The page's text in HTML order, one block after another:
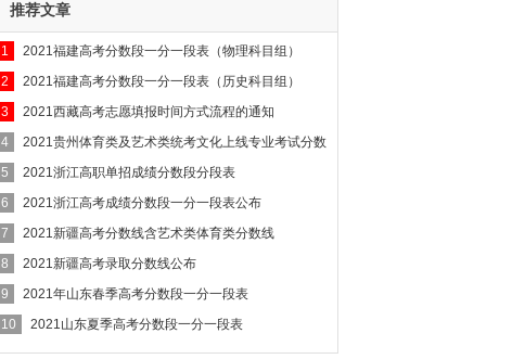
推荐文章
1
2021福建高考分数段一分一段表（物理科目组）
2
2021福建高考分数段一分一段表（历史科目组）
3
2021西藏高考志愿填报时间方式流程的通知
4
2021贵州体育类及艺术类统考文化上线专业考试分数
段
5
2021浙江高职单招成绩分数段分段表
6
2021浙江高考成绩分数段一分一段表公布
7
2021新疆高考分数线含艺术类体育类分数线
8
2021新疆高考录取分数线公布
9
2021年山东春季高考分数段一分一段表
10
2021山东夏季高考分数段一分一段表